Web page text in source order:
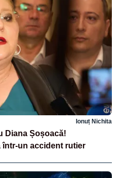
Ionuț Nichita
Diana Șoșoacă!
într-un accident rutier